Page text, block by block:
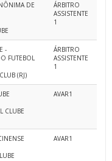
DE
ÁRBITRO
ASSISTENTE
1
-
FUTEBOL
(RJ)
ÁRBITRO
ASSISTENTE
1
CLUBE
AVAR1
AVAR1